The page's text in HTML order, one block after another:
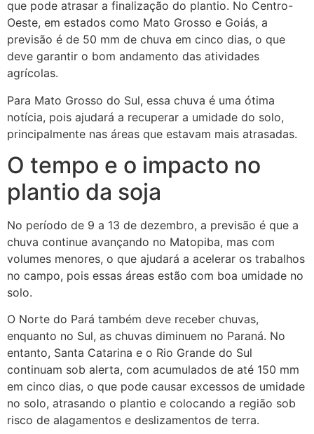
que pode atrasar a finalização do plantio. No Centro-
Oeste, em estados como Mato Grosso e Goiás, a
previsão é de 50 mm de chuva em cinco dias, o que
deve garantir o bom andamento das atividades
agrícolas.
Para Mato Grosso do Sul, essa chuva é uma ótima
notícia, pois ajudará a recuperar a umidade do solo,
principalmente nas áreas que estavam mais atrasadas.
O tempo e o impacto no
plantio da soja
No período de 9 a 13 de dezembro, a previsão é que a
chuva continue avançando no Matopiba, mas com
volumes menores, o que ajudará a acelerar os trabalhos
no campo, pois essas áreas estão com boa umidade no
solo.
O Norte do Pará também deve receber chuvas,
enquanto no Sul, as chuvas diminuem no Paraná. No
entanto, Santa Catarina e o Rio Grande do Sul
continuam sob alerta, com acumulados de até 150 mm
em cinco dias, o que pode causar excessos de umidade
no solo, atrasando o plantio e colocando a região sob
risco de alagamentos e deslizamentos de terra.